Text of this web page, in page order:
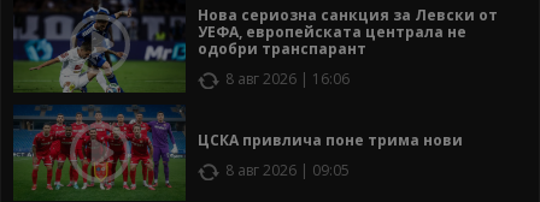
Нова сериозна санкция за Левски от
УЕФА, европейската централа не
одобри транспарант
8 авг 2026 | 16:06
ЦСКА привлича поне трима нови
8 авг 2026 | 09:05